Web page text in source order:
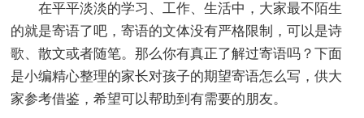
在平平淡淡的学习、工作、生活中，大家最不陌生
的就是寄语了吧，寄语的文体没有严格限制，可以是诗
歌、散文或者随笔。那么你有真正了解过寄语吗？下面
是小编精心整理的家长对孩子的期望寄语怎么写，供大
家参考借鉴，希望可以帮助到有需要的朋友。